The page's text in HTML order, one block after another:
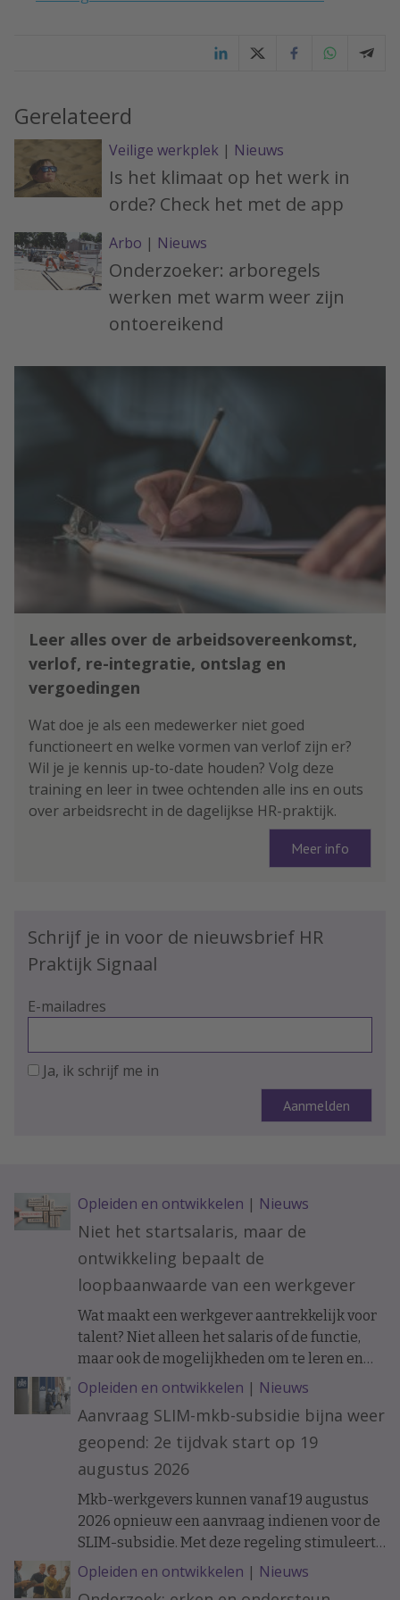
Gerelateerd
Veilige werkplek | Nieuws
Is het klimaat op het werk in
orde? Check het met de app
Arbo | Nieuws
Onderzoeker: arboregels
werken met warm weer zijn
ontoereikend
Leer alles over de arbeidsovereenkomst,
verlof, re-integratie, ontslag en
vergoedingen
Wat doe je als een medewerker niet goed
functioneert en welke vormen van verlof zijn er?
Wil je je kennis up-to-date houden? Volg deze
training en leer in twee ochtenden alle ins en outs
over arbeidsrecht in de dagelijkse HR-praktijk.
Meer info
Schrijf je in voor de nieuwsbrief HR
Praktijk Signaal
E-mailadres
Ja, ik schrijf me in
Opleiden en ontwikkelen | Nieuws
Niet het startsalaris, maar de
ontwikkeling bepaalt de
loopbaanwaarde van een werkgever
Wat maakt een werkgever aantrekkelijk voor
talent? Niet alleen het salaris of de functie,
maar ook de mogelijkheden om te leren en
ervaring op te doen. Onderzoek naar de
loopbanen van werknemers laat zien dat de
ontwikkelkansen binnen een organisatie op
langere termijn verschil kunnen maken.
Opleiden en ontwikkelen | Nieuws
Aanvraag SLIM-mkb-subsidie bijna weer
geopend: 2e tijdvak start op 19
augustus 2026
Mkb-werkgevers kunnen vanaf 19 augustus
2026 opnieuw een aanvraag indienen voor de
SLIM-subsidie. Met deze regeling stimuleert
het ministerie van Sociale Zaken en
Werkgelegenheid leren en ontwikkelen
Opleiden en ontwikkelen | Nieuws